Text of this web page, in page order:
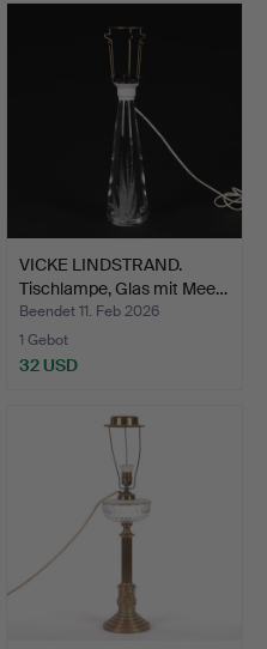
VICKE LINDSTRAND.
Tischlampe, Glas mit Mee…
Beendet 11. Feb 2026
1 Gebot
32 USD